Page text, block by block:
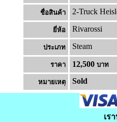
ชื่อสินค้า 2-Truck
ยี่ห้อ Rivarossi
ประเภท Steam
ราคา 12,500 บาท
หมายเหต Sold
เร